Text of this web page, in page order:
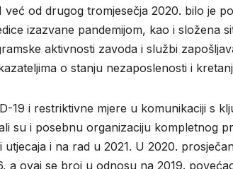
već od drugog tromjesečja 2020. bilo je
izazvane pandemijom, kao i složena
aktivnosti zavoda i službi
o stanju nezaposlenosti i
19 i restriktivne mjere u komunikaciji s
su i posebnu organizaciju kompletnog
utjecaja i na rad u 2021. U 2020.
a ovaj se broj u odnosu na 2019.